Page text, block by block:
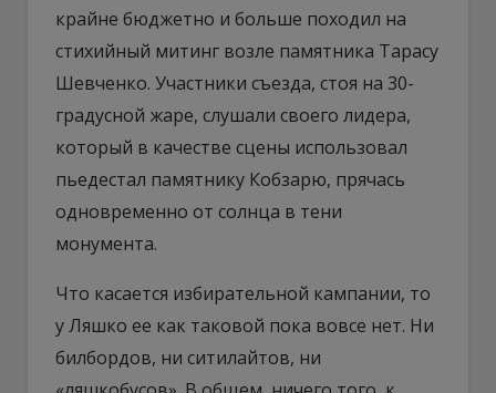
крайне бюджетно и больше походил на
стихийный митинг возле памятника Тарасу
Шевченко. Участники съезда, стоя на 30-
градусной жаре, слушали своего лидера,
который в качестве сцены использовал
пьедестал памятнику Кобзарю, прячась
одновременно от солнца в тени
монумента.
Что касается избирательной кампании, то
у Ляшко ее как таковой пока вовсе нет. Ни
билбордов, ни ситилайтов, ни